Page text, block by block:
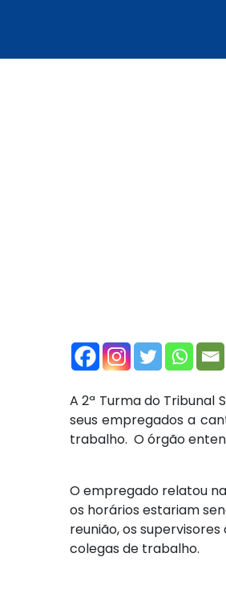
A 2ª Turma do
seus empregados a
trabalho. O órgão
O empregado relatou
os horários estariam
reunião, os
colegas de trabalho.